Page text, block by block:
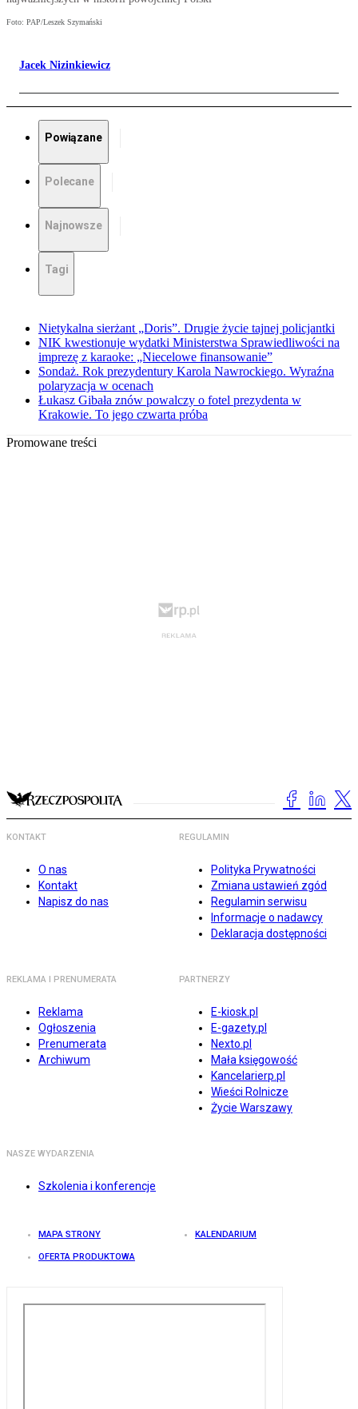
Foto: PAP/Leszek Szymański
Jacek Nizinkiewicz
Powiązane
Polecane
Najnowsze
Tagi
Nietykalna sierżant „Doris”. Drugie życie tajnej policjantki
NIK kwestionuje wydatki Ministerstwa Sprawiedliwości na
imprezę z karaoke: „Niecelowe finansowanie”
Sondaż. Rok prezydentury Karola Nawrockiego. Wyraźna
polaryzacja w ocenach
Łukasz Gibała znów powalczy o fotel prezydenta w
Krakowie. To jego czwarta próba
Promowane treści
KONTAKT
O nas
Kontakt
Napisz do nas
REGULAMIN
Polityka Prywatności
Zmiana ustawień zgód
Regulamin serwisu
Informacje o nadawcy
Deklaracja dostępności
REKLAMA I PRENUMERATA
Reklama
Ogłoszenia
Prenumerata
Archiwum
PARTNERZY
E-kiosk.pl
E-gazety.pl
Nexto.pl
Mała księgowość
Kancelarierp.pl
Wieści Rolnicze
Życie Warszawy
NASZE WYDARZENIA
Szkolenia i konferencje
MAPA STRONY KALENDARIUM
OFERTA PRODUKTOWA